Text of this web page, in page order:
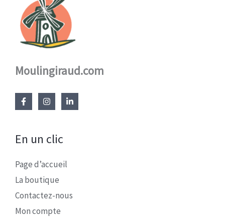
Moulingiraud.com
En un clic
Page d’accueil
La boutique
Contactez-nous
Mon compte